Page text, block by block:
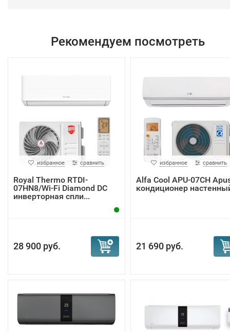
Рекомендуем посмотреть
избранное сравнить
Royal Thermo RTDI-
07HN8/Wi-Fi Diamond DC
инверторная спли...
28 900 руб.
избранное сравнить
Alfa Cool APU-07CH
кондиционер
21 690 руб.